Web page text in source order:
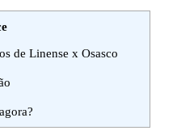
de Linense x Osasco